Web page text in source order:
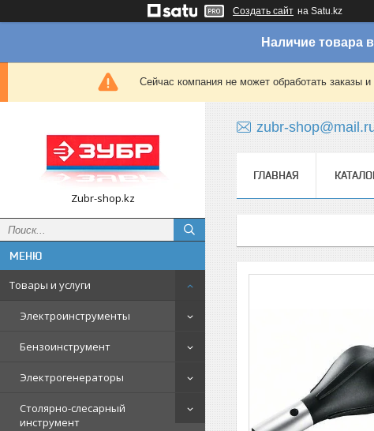
Создать сайт на Satu.kz
Наличие товара
Сейчас компания не может обработать заказы
Zubr-shop.kz
Товары и услуги
Электроинструменты
Бензоинструмент
Электрогенераторы
Столярно-слесарный
инструмент
zubr-
ГЛАВНАЯ